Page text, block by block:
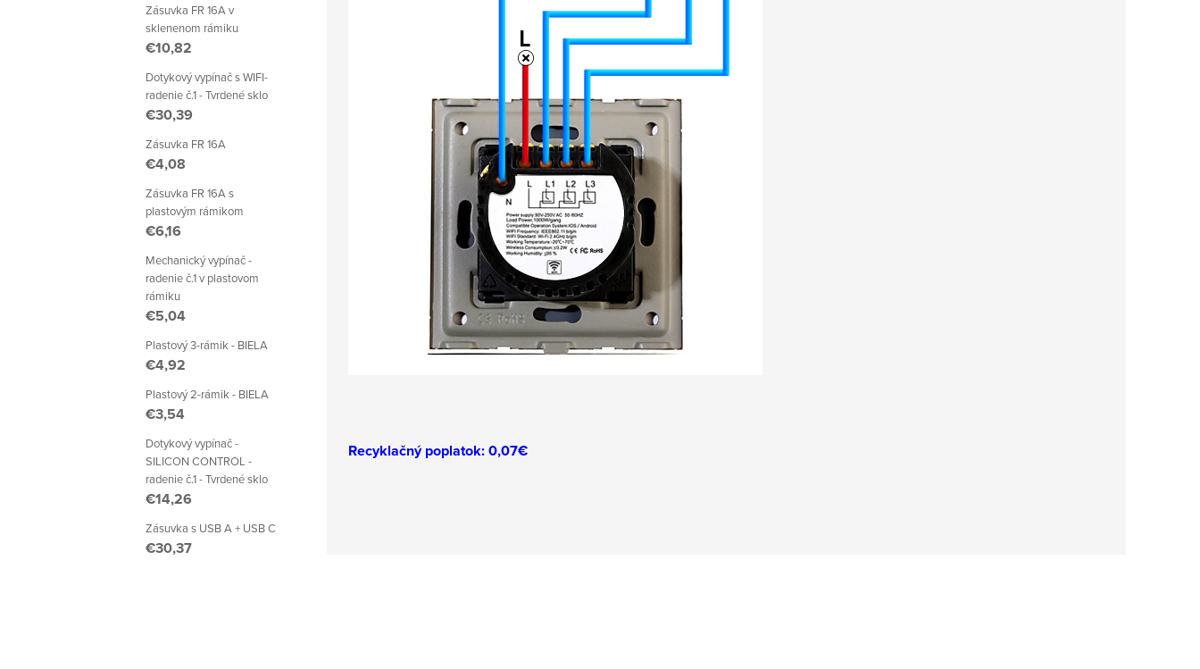
Zásuvka FR 16A v
sklenenom rámiku
€10,82
Dotykový vypínač s WIFI-
radenie č.1 - Tvrdené sklo
€30,39
Zásuvka FR 16A
€4,08
Zásuvka FR 16A s
plastovým rámikom
€6,16
Mechanický vypínač -
radenie č.1 v plastovom
rámiku
€5,04
Plastový 3-rámik - BIELA
€4,92
Plastový 2-rámik - BIELA
€3,54
Dotykový vypínač -
SILICON CONTROL -
radenie č.1 - Tvrdené sklo
€14,26
Zásuvka s USB A + USB C
€30,37
Recyklačný poplatok: 0,07€